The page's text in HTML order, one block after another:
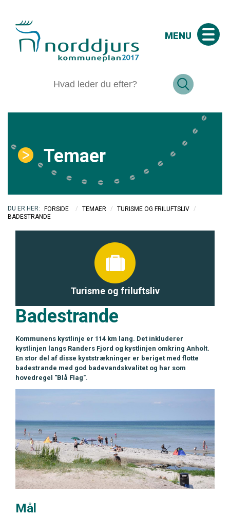
MENU
Temaer
FORSIDE / TEMAER / TURISME OG FRILUFTSLIV
/
BADESTRANDE
Turisme og friluftsliv
Badestrande
Kommunens kystlinje er 114 km lang. Det inkluderer
kystlinjen langs Randers Fjord og kystlinjen omkring Anholt.
En stor del af disse kyststrækninger er beriget med flotte
badestrande med god badevandskvalitet og har som
hovedregel "Blå Flag".
Mål